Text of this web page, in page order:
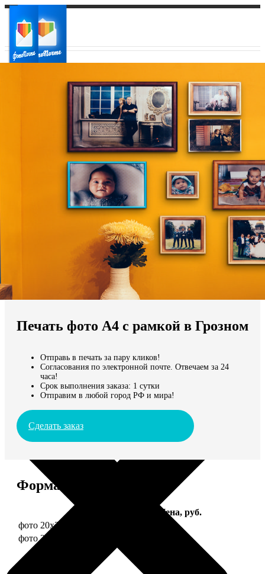
Ваш регион доставки
Выберите из списка:
Мы доставляем по всему миру
Продолжить без города
Печать фото А4 с рамкой в Грозном
Отправь в печать за пару кликов!
Согласования по электронной почте. Отвечаем за 24
часа!
Срок выполнения заказа: 1 сутки
Отправим в любой город РФ и мира!
Сделать заказ
Форматы и цены
Цена, руб.
фото 20х30 в деревянной рамке
фото 20х30 в алюминиевой рамке